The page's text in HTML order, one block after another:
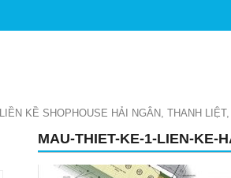
LIỀN KỀ SHOPHOUSE HẢI NGÂN, THANH LIỆT,
MAU-THIET-KE-1-LIEN-KE-